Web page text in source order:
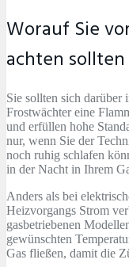
Worauf Sie
achten sollten
Sie sollten sich darüber
Frostwächter eine
und erfüllen hohe
nur, wenn Sie der
noch ruhig schlafen
in der Nacht in Ihrem
Anders als bei
Heizvorgangs Strom
gasbetriebenen
gewünschten
Gas fließen, damit die